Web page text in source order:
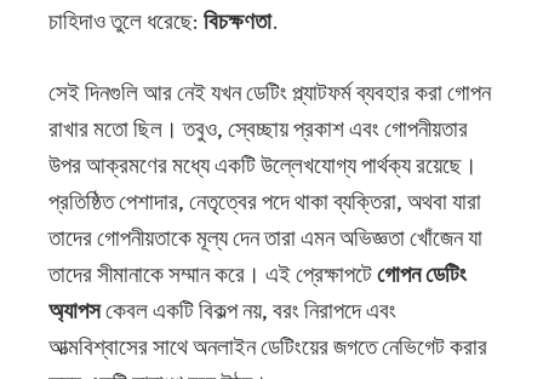
চাহিদাও তুলে ধরেছে:বিচক্ষণতা.
সেই দিনগুলি আর নেই যখন ডেটিং প্ল্যাটফর্ম ব্যবহার করা গোপন
রাখার মতো ছিল। তবুও, স্বেচ্ছায় প্রকাশ এবং গোপনীয়তার
উপর আক্রমণের মধ্যে একটি উল্লেখযোগ্য পার্থক্য রয়েছে।
প্রতিষ্ঠিত পেশাদার, নেতৃত্বের পদে থাকা ব্যক্তিরা, অথবা যারা
তাদের গোপনীয়তাকে মূল্য দেন তারা এমন অভিজ্ঞতা খোঁজেন যা
তাদের সীমানাকে সম্মান করে। এই প্রেক্ষাপটেগোপন ডেটিং
অ্যাপসকেবল একটি বিকল্প নয়, বরং নিরাপদে এবং
আত্মবিশ্বাসের সাথে অনলাইন ডেটিংয়ের জগতে নেভিগেট করার